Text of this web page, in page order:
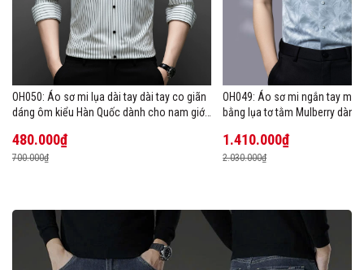
OH050: Áo sơ mi lụa dài tay dài tay co giãn
dáng ôm kiểu Hàn Quốc dành cho nam giới,
480.000₫
700.000₫
OH049: Áo sơ mi ngắn tay
bằng lụa tơ tằm Mulberry
1.410.000₫
2.030.000₫